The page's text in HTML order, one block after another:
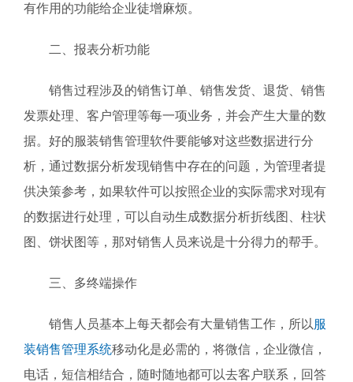
有作用的功能给企业徒增麻烦。
二、报表分析功能
销售过程涉及的销售订单、销售发货、退货、销售
发票处理、客户管理等每一项业务，并会产生大量的数
据。好的服装销售管理软件要能够对这些数据进行分
析，通过数据分析发现销售中存在的问题，为管理者提
供决策参考，如果软件可以按照企业的实际需求对现有
的数据进行处理，可以自动生成数据分析折线图、柱状
图、饼状图等，那对销售人员来说是十分得力的帮手。
三、多终端操作
销售人员基本上每天都会有大量销售工作，所以 服
装销售管理系统移动化是必需的，将微信，企业微信，
电话，短信相结合，随时随地都可以去客户联系，回答